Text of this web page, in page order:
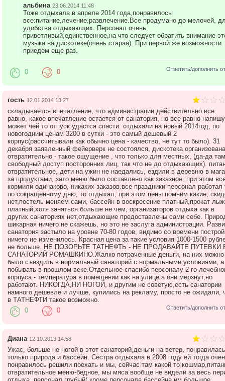
альбина 23.06.2014 11:48
Тоже отдыхала в апреле 2014 года,понравилось
все:питание,лечение,развлечение.Все продумано до мелочей,
удобства отдыхающих. Персонал очень
приветливый,единственное,на что следует обратить внимание-
музыка на дискотеке(очень старая). При первой же возможности
приедем еще раз.
Ответить/дополнить
0 0
гость 12.01.2014 13:27
складывается впечатление, что администрации действительно все
равно, какое впечатление остается от санатория, но все равно
может чей то отпуск удастся спасти. отдыхали на новый 2014год, по
новогодним ценам 3200 в сутки - это самый дешевый 2
корпус(рассчитывали как обычно цена - качество, не тут то было). 31
декабря заявленный фейерверк не состоялся, дискотека организована
отвратительно - такое ощущение , что только для местных, (да-да там
свободный доступ посторонних лиц, так что не до отдыхающих).
отвратительное, дети на ужин не наедались, ездили в деревню в
за продуктами, зато меню было составлено как заказное, при этом
кормили одинаково, никаких заказов.все праздники персонал работал
по сокращенному дню, то отдыхал, при этом цены помним какие,
нет,постель меняем сами, бассейн в воскресение платный,прокат лыж
платный,хотя заняться больше не чем, организаторов отдыха как в
других санаториях нет,отдыхающие предоставлены сами себе.
шикарная ничего не скажешь, но это не заслуга администрации.
санатория застыло на уровне 70-80 годов, видимо со времени
ничего не изменилось. Красная цена за такие условия 1000-1500
не больше. НЕ ПОЗОРЬТЕ ТАТНЕФТЬ - НЕ ПРОДАВАЙТЕ ПУТЕВКИ
САНАТОРИЙ РОМАШКИНО.Жалко потраченные деньги, на них можно
было съездить в нормальный санаторий с нормальными условиями, а
побывать в прошлом веке.Отдельное спасибо персоналу 2 го
корпуса - температура в помещении как на улице а они мерзнут,но
работают. НИКОГДА,НИ НОГОЙ, и другим не советую,есть санатории
намного дешевле и лучше, купились на рекламу, просто не ожидали,
в ТАТНЕФТИ такое возможно.
Ответить/дополнить
0 0
Диана 12.10.2013 14:58
Ужас, больше не ногой в этот санаторий,деньги на ветер, понравилась
только природа и бассейн. Сестра отдыхала в 2008 году ей тогда
понравилось решили поехать и мы, сейчас там какой то
отвратительное меню-бедное, мы мяса вообще не видели за весь